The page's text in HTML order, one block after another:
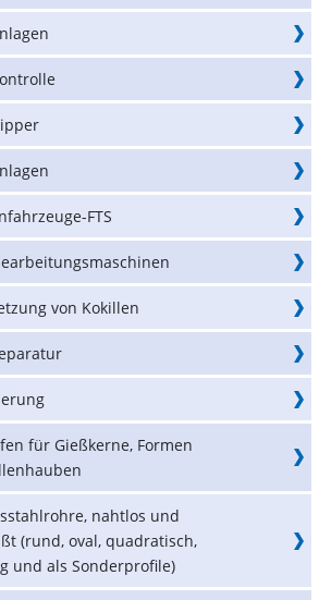
FTS
von Kokillen
für Gießkerne, Formen
nahtlos und
(rund, oval, quadratisch,
und als Sonderprofile)